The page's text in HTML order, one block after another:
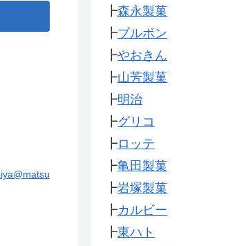
┣森永製菓
┣ブルボン
┣やおきん
┣山芳製菓
┣明治
┣グリコ
┣ロッテ
┣亀田製菓
┣岩塚製菓
┣カルビー
┣東ハト